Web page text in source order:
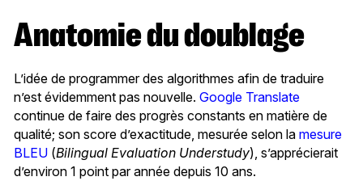
Anatomie du doublage
L’idée de programmer des algorithmes afin de traduire
n’est évidemment pas nouvelle. Google Translate
continue de faire des progrès constants en matière de
qualité; son score d’exactitude, mesurée selon la mesure
BLEU (Bilingual Evaluation Understudy), s’apprécierait
d’environ 1 point par année depuis 10 ans.